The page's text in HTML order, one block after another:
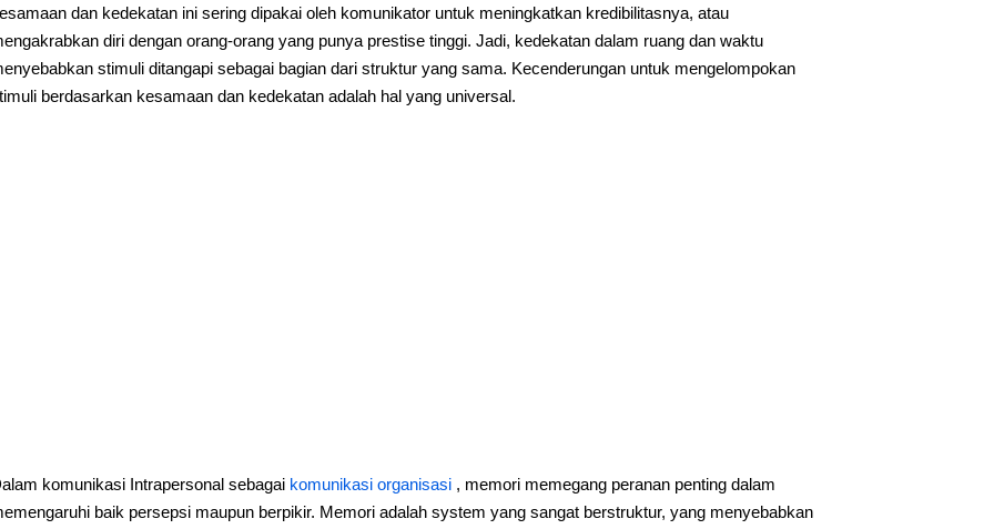
dan kedekatan ini sering dipakai oleh komunikator untuk meningkatkan kredibilitasnya, atau
diri dengan orang-orang yang punya prestise tinggi. Jadi, kedekatan dalam ruang dan waktu
stimuli ditangapi sebagai bagian dari struktur yang sama. Kecenderungan untuk mengelompokan
berdasarkan kesamaan dan kedekatan adalah hal yang universal.
komunikasi Intrapersonal sebagai komunikasi organisasi, memori memegang peranan penting dalam
baik persepsi maupun berpikir. Memori adalah system yang sangat berstruktur, yang menyebabkan